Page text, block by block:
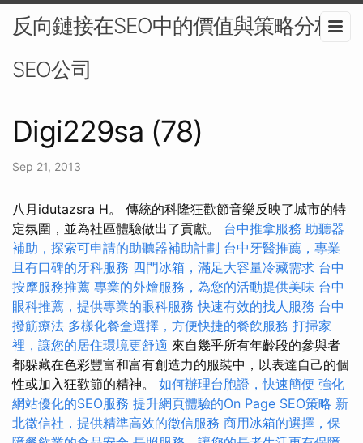
反向鏈接在SEO中的價值與策略分析-
SEO公司
Digi229sa (78)
Sep 21, 2013
八月idutazsra H。 傳統的科隆狂歡節音樂反映了城市的特
定氛圍，並為社區體驗做出了貢獻。 台中推拿服務 助聽器
補助，探索可申請的助聽器補助計劃 台中牙醫推薦，專業
且有口碑的牙科服務 四門冰箱，滿足大容量冷藏需求 台中
按摩服務推薦 專業的外燴服務，為您的活動提供美味 台中
眼科推薦，提供專業的眼科服務 快速有效的找人服務 台中
撥筋療法 多樣化餐盒選擇，方便快捷的餐飲服務 打掃家
裡，讓您的居住環境更舒適 來自幾乎所有年齡段的參與者
都躲藏在色彩豐富和富有創造力的服裝中，以表達自己的個
性或加入狂歡節的精神。 如何辦理台胞證，快速簡便 強化
網站優化的SEO服務 提升網頁體驗的On Page SEO策略 新
北徵信社，提供精準高效的徵信服務 商用冰箱的選擇，保